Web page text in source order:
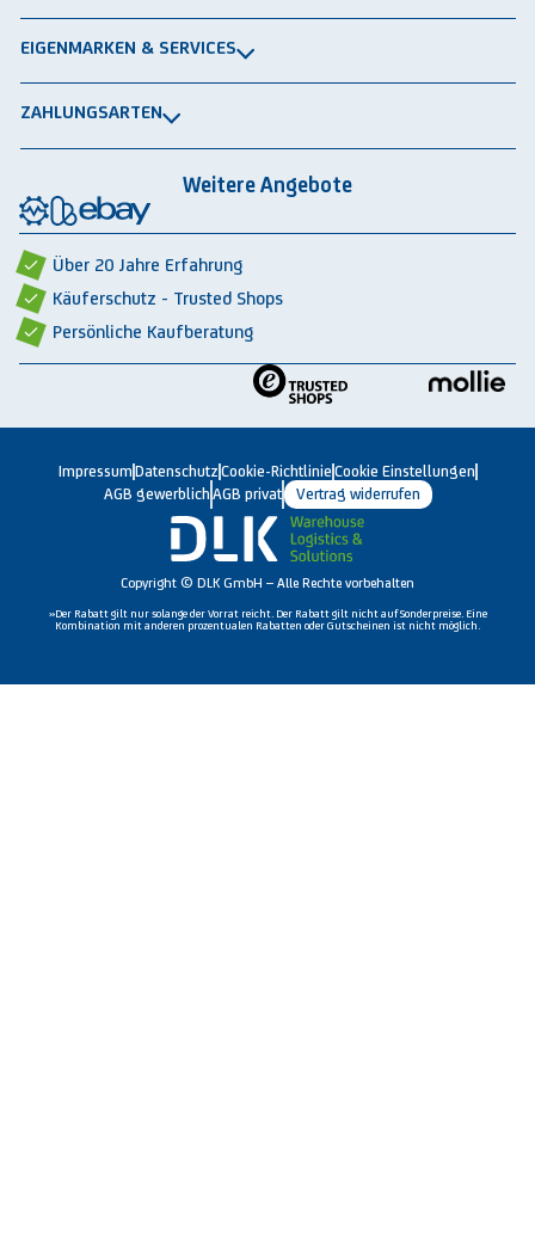
Schwerlastregale
Rammschutz
Lagerbehälten
Datenschutz
AGB gewerblich
Cookie-Einstellungen
EIGENMARKEN & SERVICES
GRAVITRAIL
Integrationspartner
Rückbauten & Ankauf gebrauchter Lagertechnik
ZAHLUNGSARTEN
Über 20 Jahre Erfahrung
Käuferschutz - Trusted Shops
Persönliche Kaufberatung
Weitere Angebote
Impressum Datenschutz Cookie-Richtlinie Cookie Einstellungen
AGB gewerblich AGB privat Vertrag widerrufen
Copyright © DLK GmbH – Alle Rechte vorbehalten
»Der Rabatt gilt nur solange der Vorrat reicht. Der Rabatt gilt nicht auf Sonderpreise. Eine
Kombination mit anderen prozentualen Rabatten oder Gutscheinen ist nicht möglich.